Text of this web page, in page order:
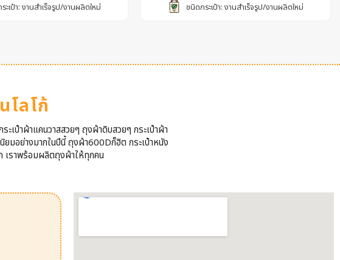
ะเป๋า: งานสำเร็จรูป/งานผลิตใหม่
ชนิดกระเป๋า: งานสำเร็จรูป/งานผลิตใหม่
โลโก้
ะเป๋าผ้าแคนวาสสวยๆ ถุงผ้าดิบสวยๆ กระเป๋าผ้า
ยมอย่างมากในปีนี้ ถุงผ้า600Dก็ฮิต กระเป๋าหนัง
เราพร้อมผลิตถุงผ้าให้ทุกคน